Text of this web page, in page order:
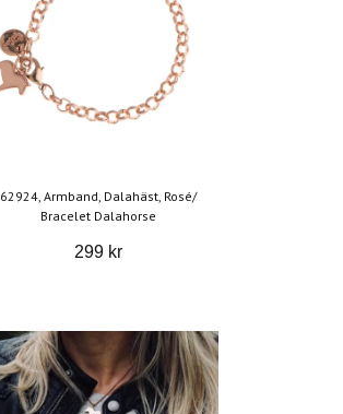
62924, Armband, Dalahäst, Rosé/
Bracelet Dalahorse
299 kr